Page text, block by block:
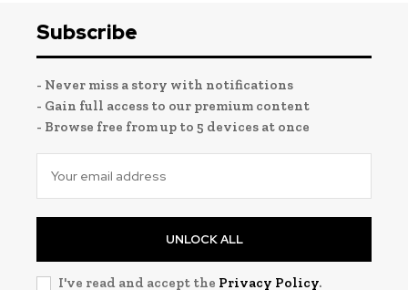
Subscribe
- Never miss a story with notifications
- Gain full access to our premium content
- Browse free from up to 5 devices at once
UNLOCK ALL
I've read and accept the Privacy Policy.